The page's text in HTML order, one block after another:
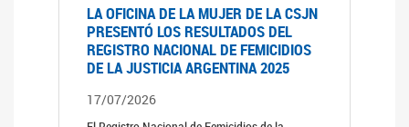
LA OFICINA DE LA MUJER DE LA CSJN
PRESENTÓ LOS RESULTADOS DEL
REGISTRO NACIONAL DE FEMICIDIOS
DE LA JUSTICIA ARGENTINA 2025
17/07/2026